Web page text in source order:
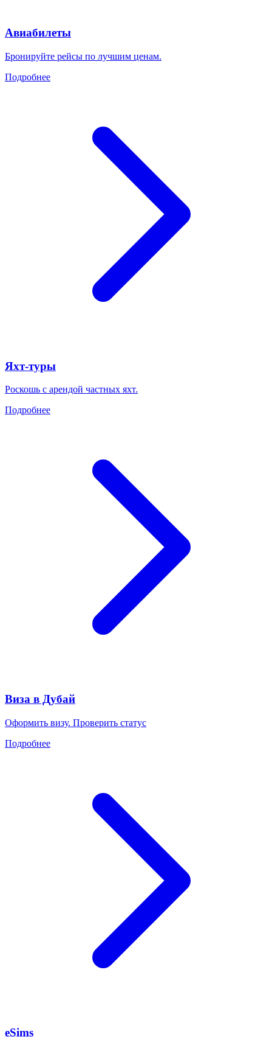
Авиабилеты
Бронируйте рейсы по лучшим ценам.
Подробнее
Яхт-туры
Роскошь с арендой частных яхт.
Подробнее
Виза в Дубай
Оформить визу. Проверить статус
Подробнее
eSims